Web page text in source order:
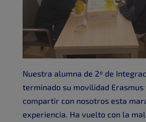
Nuestra alumna de 2º de
terminado su movilidad Erasmus
compartir con nosotros esta
experiencia. Ha vuelto con la